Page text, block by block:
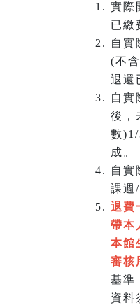
實際
已繳
自實
(不
退還
自實
後，
數
成。
自實
課週
退費
帶本
本館
審核
基準
資料